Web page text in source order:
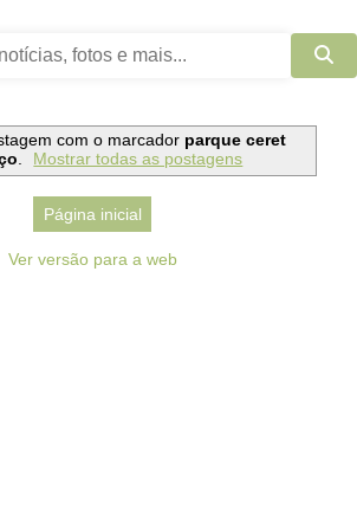
com o marcador parque ceret
. Mostrar todas as postagens
Página inicial
Ver versão para a web